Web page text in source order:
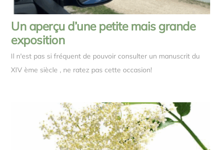
Un aperçu d’une petite mais grande
exposition
Il n'est pas si fréquent de pouvoir consulter un manuscrit du
XIV ème siècle , ne ratez pas cette occasion!